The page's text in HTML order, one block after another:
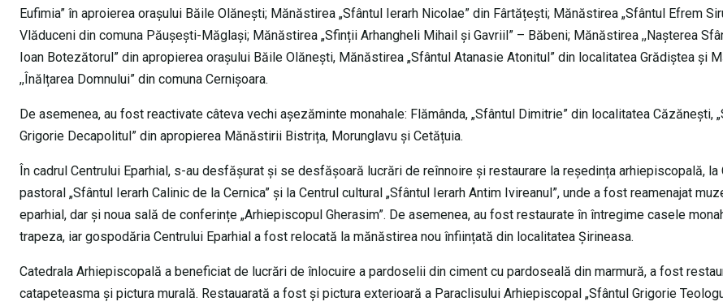
Eufimia” în aproierea orașului Băile Olănești; Mănăstirea „Sfântul Ierarh Nicolae” din Fârtățești; Mănăstirea „Sfântul Efrem
Vlăduceni din comuna Păușești-Măglași; Mănăstirea „Sfinții Arhangheli Mihail și Gavriil” – Băbeni; Mănăstirea ,,Nașterea
Ioan Botezătorul” din apropierea orașului Băile Olănești, Mănăstirea „Sfântul Atanasie Atonitul” din localitatea Grădiștea și
,,Înălțarea Domnului” din comuna Cernișoara.
De asemenea, au fost reactivate câteva vechi așezăminte monahale: Flămânda, „Sfântul Dimitrie” din localitatea Căzănești,
Grigorie Decapolitul” din apropierea Mănăstirii Bistrița, Morunglavu și Cetățuia.
În cadrul Centrului Eparhial, s-au desfășurat și se desfășoară lucrări de reînnoire și restaurare la reședința arhiepiscopală, la
pastoral „Sfântul Ierarh Calinic de la Cernica” și la Centrul cultural „Sfântul Ierarh Antim Ivireanul”, unde a fost reamenajat
eparhial, dar și noua sală de conferințe „Arhiepiscopul Gherasim”. De asemenea, au fost restaurate în întregime casele
trapeza, iar gospodăria Centrului Eparhial a fost relocată la mănăstirea nou înființată din localitatea Șirineasa.
Catedrala Arhiepiscopală a beneficiat de lucrări de înlocuire a pardoselii din ciment cu pardoseală din marmură, a fost
catapeteasma și pictura murală. Restauarată a fost și pictura exterioară a Paraclisului Arhiepiscopal „Sfântul Grigorie